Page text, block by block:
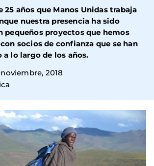
25 años que Manos Unidas trabaja
nuestra presencia ha sido
pequeños proyectos que hemos
socios de confianza que se han
a lo largo de los años.
2018